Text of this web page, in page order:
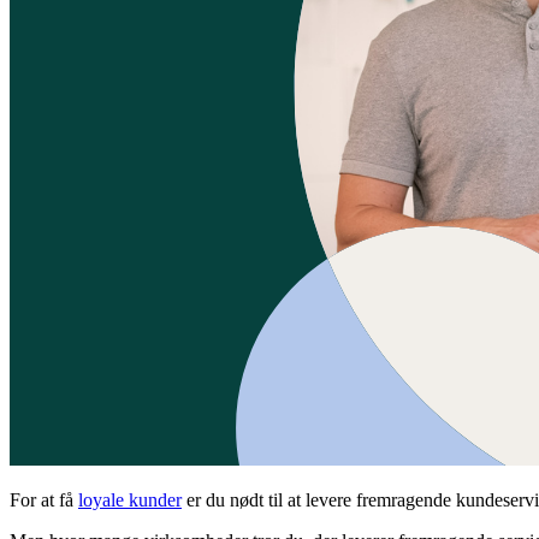
For at få loyale kunderer du nødt til at levere fremragende